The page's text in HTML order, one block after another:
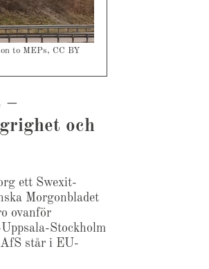
to MEPs, CC BY
–
och
ett Swexit-
Morgonbladet
ovanför
Stockholm
AfS står i EU-